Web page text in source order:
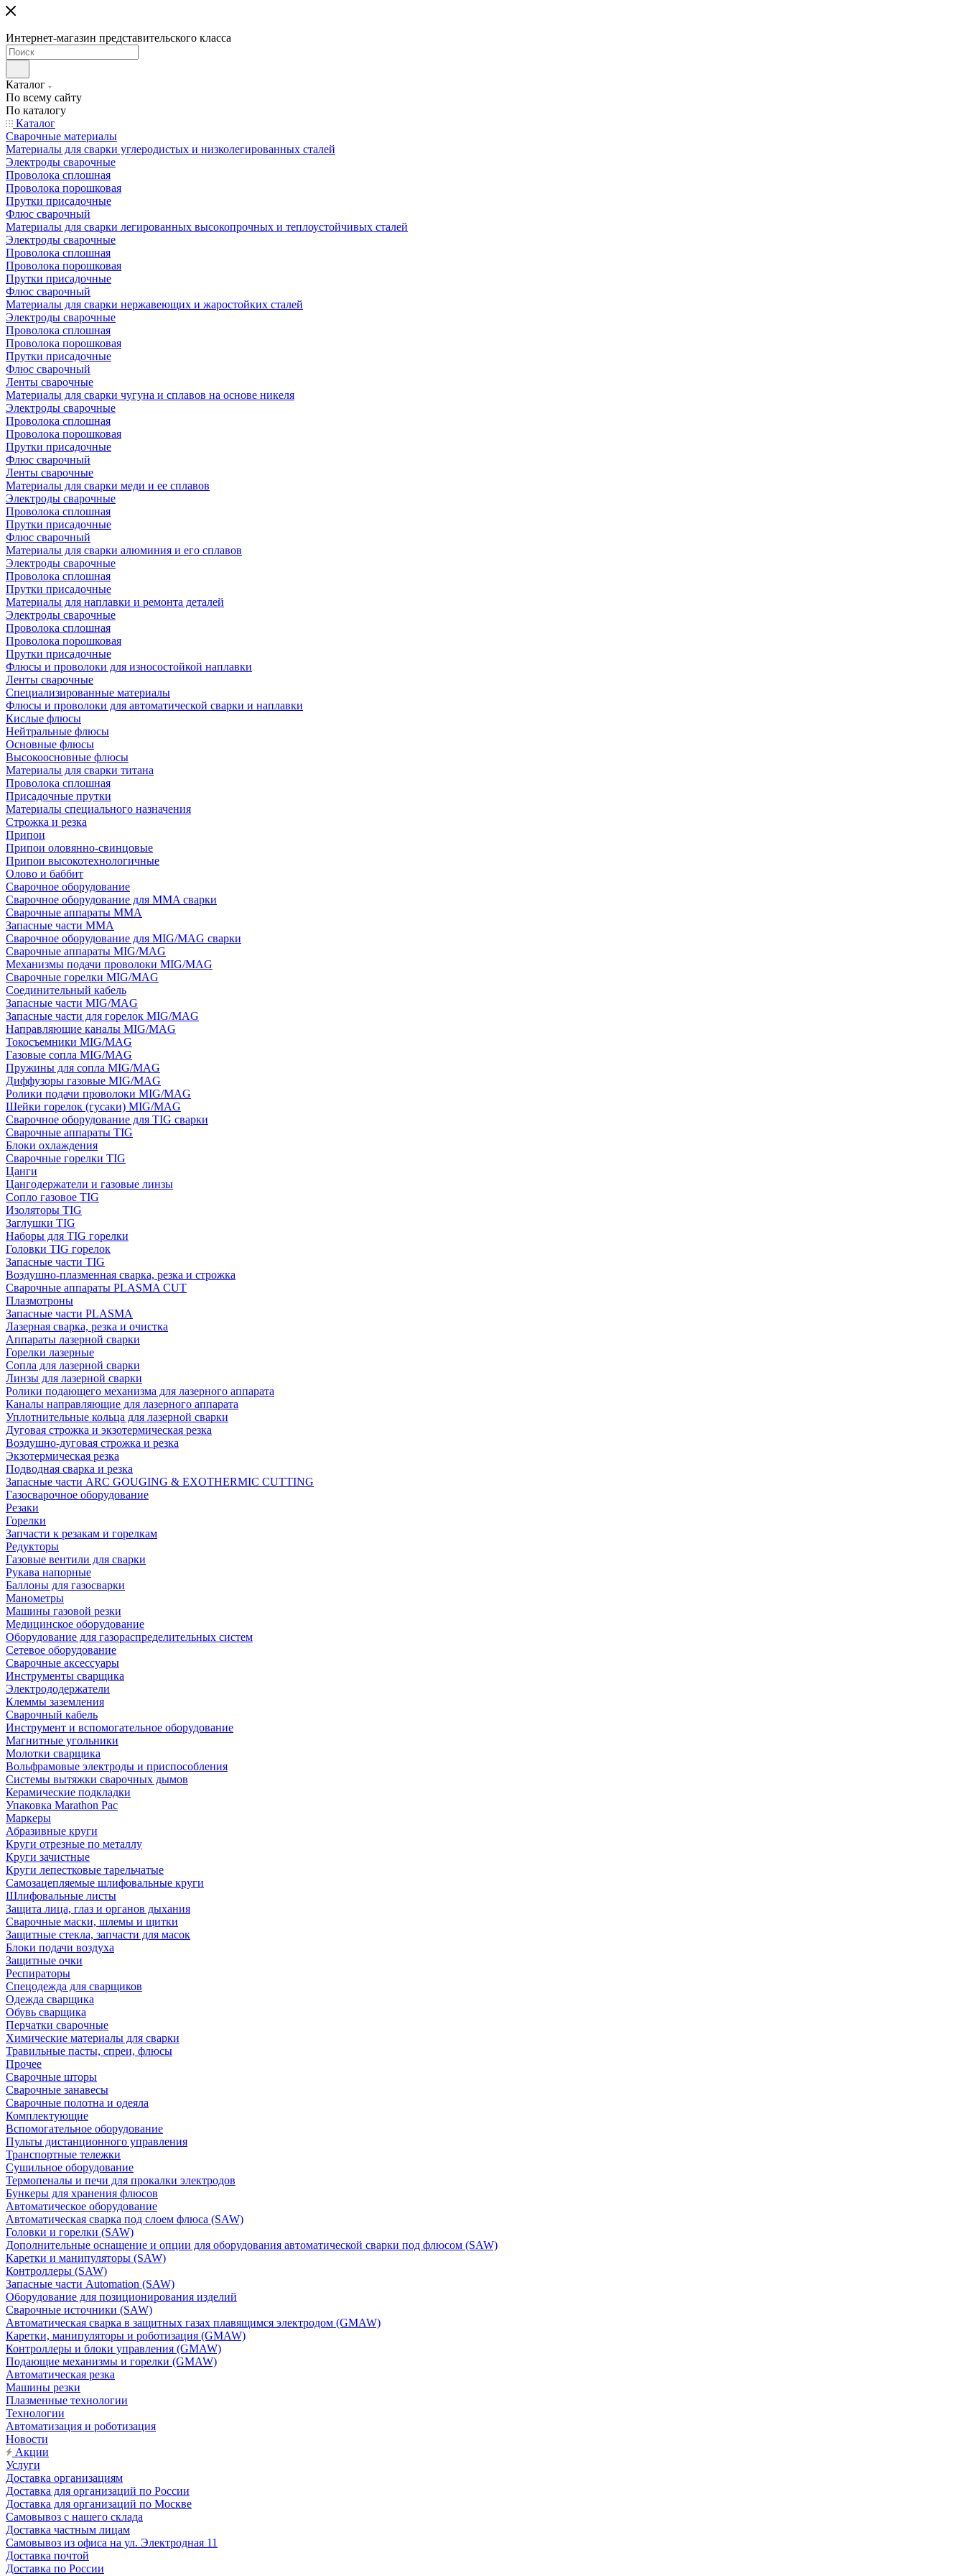
Интернет-магазин представительского класса
Каталог
По всему сайту
По каталогу
Каталог
Сварочные материалы
Материалы для сварки углеродистых и низколегированных сталей
Электроды сварочные
Проволока сплошная
Проволока порошковая
Прутки присадочные
Флюс сварочный
Материалы для сварки легированных высокопрочных и теплоустойчивых сталей
Электроды сварочные
Проволока сплошная
Проволока порошковая
Прутки присадочные
Флюс сварочный
Материалы для сварки нержавеющих и жаростойких сталей
Электроды сварочные
Проволока сплошная
Проволока порошковая
Прутки присадочные
Флюс сварочный
Ленты сварочные
Материалы для сварки чугуна и сплавов на основе никеля
Электроды сварочные
Проволока сплошная
Проволока порошковая
Прутки присадочные
Флюс сварочный
Ленты сварочные
Материалы для сварки меди и ее сплавов
Электроды сварочные
Проволока сплошная
Прутки присадочные
Флюс сварочный
Материалы для сварки алюминия и его сплавов
Электроды сварочные
Проволока сплошная
Прутки присадочные
Материалы для наплавки и ремонта деталей
Электроды сварочные
Проволока сплошная
Проволока порошковая
Прутки присадочные
Флюсы и проволоки для износостойкой наплавки
Ленты сварочные
Специализированные материалы
Флюсы и проволоки для автоматической сварки и наплавки
Кислые флюсы
Нейтральные флюсы
Основные флюсы
Высокоосновные флюсы
Материалы для сварки титана
Проволока сплошная
Присадочные прутки
Материалы специального назначения
Строжка и резка
Припои
Припои оловянно-свинцовые
Припои высокотехнологичные
Олово и баббит
Сварочное оборудование
Сварочное оборудование для MMA сварки
Сварочные аппараты MMA
Запасные части MMA
Сварочное оборудование для MIG/MAG сварки
Сварочные аппараты MIG/MAG
Механизмы подачи проволоки MIG/MAG
Сварочные горелки MIG/MAG
Соединительный кабель
Запасные части MIG/MAG
Запасные части для горелок MIG/MAG
Направляющие каналы MIG/MAG
Токосъемники MIG/MAG
Газовые сопла MIG/MAG
Пружины для сопла MIG/MAG
Диффузоры газовые MIG/MAG
Ролики подачи проволоки MIG/MAG
Шейки горелок (гусаки) MIG/MAG
Сварочное оборудование для TIG сварки
Сварочные аппараты TIG
Блоки охлаждения
Сварочные горелки TIG
Цанги
Цангодержатели и газовые линзы
Сопло газовое TIG
Изоляторы TIG
Заглушки TIG
Наборы для TIG горелки
Головки TIG горелок
Запасные части TIG
Воздушно-плазменная сварка, резка и строжка
Сварочные аппараты PLASMA CUT
Плазмотроны
Запасные части PLASMA
Лазерная сварка, резка и очистка
Аппараты лазерной сварки
Горелки лазерные
Сопла для лазерной сварки
Линзы для лазерной сварки
Ролики подающего механизма для лазерного аппарата
Каналы направляющие для лазерного аппарата
Уплотнительные кольца для лазерной сварки
Дуговая строжка и экзотермическая резка
Воздушно-дуговая строжка и резка
Экзотермическая резка
Подводная сварка и резка
Запасные части ARC GOUGING & EXOTHERMIC CUTTING
Газосварочное оборудование
Резаки
Горелки
Запчасти к резакам и горелкам
Редукторы
Газовые вентили для сварки
Рукава напорные
Баллоны для газосварки
Манометры
Машины газовой резки
Медицинское оборудование
Оборудование для газораспределительных систем
Сетевое оборудование
Сварочные аксессуары
Инструменты сварщика
Электрододержатели
Клеммы заземления
Сварочный кабель
Инструмент и вспомогательное оборудование
Магнитные угольники
Молотки сварщика
Вольфрамовые электроды и приспособления
Системы вытяжки сварочных дымов
Керамические подкладки
Упаковка Marathon Pac
Маркеры
Абразивные круги
Круги отрезные по металлу
Круги зачистные
Круги лепестковые тарельчатые
Самозацепляемые шлифовальные круги
Шлифовальные листы
Защита лица, глаз и органов дыхания
Сварочные маски, шлемы и щитки
Защитные стекла, запчасти для масок
Блоки подачи воздуха
Защитные очки
Респираторы
Спецодежда для сварщиков
Одежда сварщика
Обувь сварщика
Перчатки сварочные
Химические материалы для сварки
Травильные пасты, спреи, флюсы
Прочее
Сварочные шторы
Сварочные занавесы
Сварочные полотна и одеяла
Комплектующие
Вспомогательное оборудование
Пульты дистанционного управления
Транспортные тележки
Сушильное оборудование
Термопеналы и печи для прокалки электродов
Бункеры для хранения флюсов
Автоматическое оборудование
Автоматическая сварка под слоем флюса (SAW)
Головки и горелки (SAW)
Дополнительные оснащение и опции для оборудования автоматической сварки под флюсом (SAW)
Каретки и манипуляторы (SAW)
Контроллеры (SAW)
Запасные части Automation (SAW)
Оборудование для позиционирования изделий
Сварочные источники (SAW)
Автоматическая сварка в защитных газах плавящимся электродом (GMAW)
Каретки, манипуляторы и роботизация (GMAW)
Контроллеры и блоки управления (GMAW)
Подающие механизмы и горелки (GMAW)
Автоматическая резка
Машины резки
Плазменные технологии
Технологии
Автоматизация и роботизация
Новости
Акции
Услуги
Доставка организациям
Доставка для организаций по России
Доставка для организаций по Москве
Самовывоз с нашего склада
Доставка частным лицам
Самовывоз из офиса на ул. Электродная 11
Доставка почтой
Доставка по России